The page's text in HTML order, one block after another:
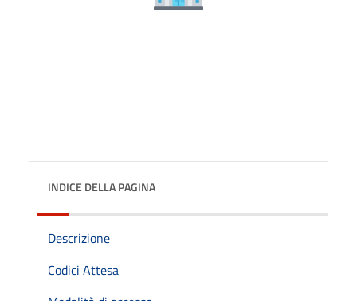
INDICE DELLA PAGINA
Descrizione
Codici Attesa